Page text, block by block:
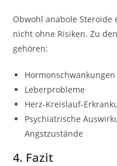
Obwohl anabole Steroide
nicht ohne Risiken. Zu
gehören:
Hormonschwankungen
Leberprobleme
Herz-Kreislauf-
Psychiatrische
Angstzustände
4. Fazit